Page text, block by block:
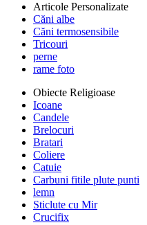
Articole Personalizate
Căni albe
Căni termosensibile
Tricouri
perne
rame foto
Obiecte Religioase
Icoane
Candele
Brelocuri
Bratari
Coliere
Catuie
Carbuni fitile plute punti
lemn
Sticlute cu Mir
Crucifix